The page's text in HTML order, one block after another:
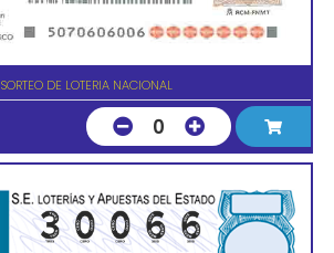
SORTEO DE LOTERIA NACIONAL
0